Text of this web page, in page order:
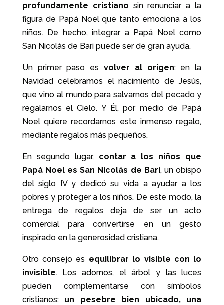
profundamente cristiano sin renunciar a la
figura de Papá Noel que tanto emociona a los
niños. De hecho, integrar a Papá Noel como
San Nicolás de Bari puede ser de gran ayuda.
Un primer paso es volver al origen: en la
Navidad celebramos el nacimiento de Jesús,
que vino al mundo para salvarnos del pecado y
regalarnos el Cielo. Y Él, por medio de Papá
Noel quiere recordarnos este inmenso regalo,
mediante regalos más pequeños.
En segundo lugar, contar a los niños que
Papá Noel es San Nicolás de Bari, un obispo
del siglo IV y dedicó su vida a ayudar a los
pobres y proteger a los niños. De este modo, la
entrega de regalos deja de ser un acto
comercial para convertirse en un gesto
inspirado en la generosidad cristiana.
Otro consejo es equilibrar lo visible con lo
invisible. Los adornos, el árbol y las luces
pueden complementarse con símbolos
cristianos: un pesebre bien ubicado, una